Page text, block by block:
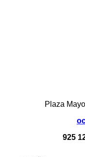
Plaza
925